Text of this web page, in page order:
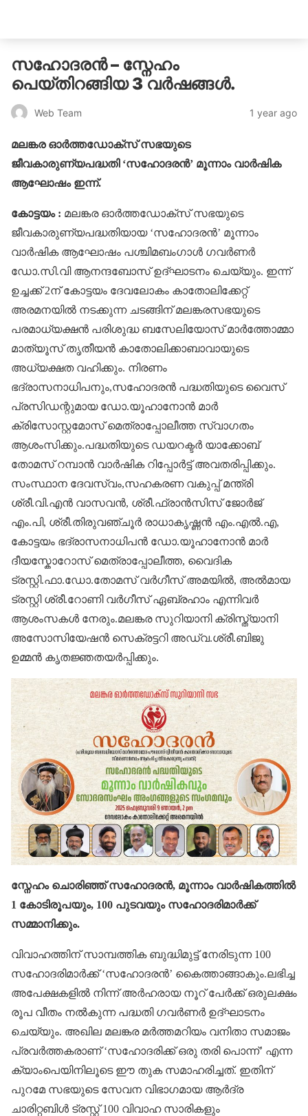
സഹോദരൻ – സ്നേഹം
പെയ്തിറങ്ങിയ 3 വർഷങ്ങൾ.
Web Team 1 year ago
മലങ്കര ഓർത്തഡോക്സ് സഭയുടെ
ജീവകാരുണ്യപദ്ധതി ‘സഹോദരൻ’ മൂന്നാം വാർഷിക
ആഘോഷം ഇന്ന്.
കോട്ടയം : മലങ്കര ഓർത്തഡോക്സ് സഭയുടെ
ജീവകാരുണ്യപദ്ധതിയായ ‘സഹോദരൻ’ മൂന്നാം
വാർഷിക ആഘോഷം പശ്ചിമബം​ഗാൾ ​ഗവർണർ
ഡോ.സി.വി ആനന്ദബോസ് ഉദ്ഘാടനം ചെയ്യും. ഇന്ന്
ഉച്ചക്ക് 2ന് കോട്ടയം ദേവലോകം കാതോലിക്കേറ്റ്
അരമനയിൽ നടക്കുന്ന ചടങ്ങിന് മലങ്കരസഭയുടെ
പരമാധ്യക്ഷൻ പരിശുദ്ധ ബസേലിയോസ് മാർത്തോമ്മാ
മാത്യൂസ് തൃതീയൻ കാതോലിക്കാബാവായുടെ
അധ്യക്ഷത വഹിക്കും. നിരണം
ഭദ്രാസനാധിപനും,സഹോദരൻ പദ്ധതിയുടെ വൈസ്
പ്രസിഡന്റുമായ ഡോ.യൂഹാനോൻ മാർ
ക്രിസോസ്റ്റമോസ് മെത്രാപ്പോലീത്ത സ്വാ​ഗതം
ആശംസിക്കും.പദ്ധതിയുടെ ഡയറക്ടർ യാക്കോബ്
തോമസ് റമ്പാൻ വാർഷിക റിപ്പോർട്ട് അവതരിപ്പിക്കും.
സംസ്ഥാന ദേവസ്വം,സഹകരണ വകുപ്പ് മന്ത്രി
ശ്രീ.വി.എൻ വാസവൻ, ശ്രീ.ഫ്രാൻസിസ് ജോർജ്
എം.പി, ശ്രീ.തിരുവഞ്ചൂർ രാധാകൃഷ്ണൻ എം.എൽ.എ,
കോട്ടയം ഭദ്രാസനാധിപൻ ഡോ.യൂഹാനോൻ മാർ
ദീയസ്കോറോസ് മെത്രാപ്പോലീത്ത, വൈദിക
ട്രസ്റ്റി.ഫാ.ഡോ.തോമസ് വർ​ഗീസ് അമയിൽ, അൽമായ
ട്രസ്റ്റി ശ്രീ.റോണി വർ​ഗീസ് ഏബ്രഹാം എന്നിവർ
ആശംസകൾ നേരും.മലങ്കര സുറിയാനി ക്രിസ്ത്യാനി
അസോസിയേഷൻ സെക്രട്ടറി അഡ്വ.ശ്രീ.ബിജു
ഉമ്മൻ കൃതജ്ഞതയർപ്പിക്കും.
സ്നേഹം ചൊരിഞ്ഞ് സഹോദരൻ, മൂന്നാം വാർഷികത്തിൽ
1 കോടിരൂപയും, 100 പുടവയും സഹോദരിമാർക്ക്
സമ്മാനിക്കും.
വിവാഹത്തിന് സാമ്പത്തിക ബുദ്ധിമുട്ട് നേരിടുന്ന 100
സഹോദരിമാർക്ക് ‘സഹോ​ദരൻ’ കൈത്താങ്ങാകും.ലഭിച്ച
അപേക്ഷകളിൽ നിന്ന് അർഹരായ നൂറ് പേർക്ക് ഒരുലക്ഷം
രൂപ വീതം നൽകുന്ന പദ്ധതി ​ഗവർണർ ഉദ്ഘാടനം
ചെയ്യും. അഖില മലങ്കര മർത്തമറിയം വനിതാ സമാജം
പ്രവർത്തകരാണ് ‘സഹോദരിക്ക് ഒരു തരി പൊന്ന്’ എന്ന
ക്യാംപെയിനിലൂടെ ഈ തുക സമാഹരിച്ചത്. ഇതിന്
പുറമേ സഭയുടെ സേവന വിഭാ​ഗമായ ആർദ്ര
ചാരിറ്റബിൾ ട്രസ്റ്റ് 100 വിവാഹ സാരികളും